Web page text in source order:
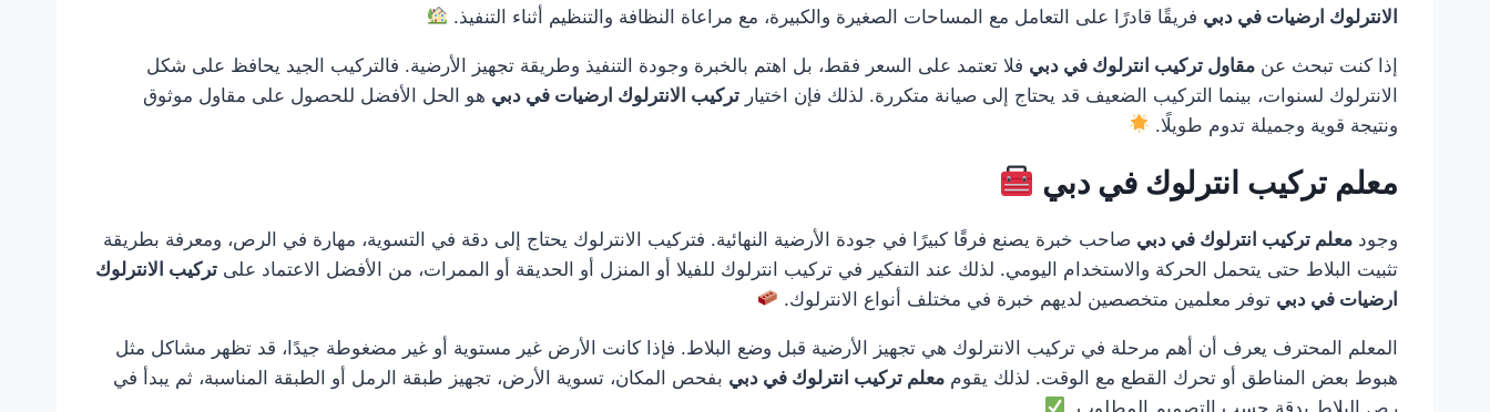
الانترلوك ارضيات في دبي فريقًا قادرًا على التعامل مع المساحات الصغيرة والكبيرة، مع مراعاة النظافة والتنظيم أثناء التنفيذ.
إذا كنت تبحث عن مقاول تركيب انترلوك في دبي فلا تعتمد على السعر فقط، بل اهتم بالخبرة وجودة التنفيذ وطريقة تجهيز الأرضية. فالتركيب الجيد يحافظ على شكل
الانترلوك لسنوات، بينما التركيب الضعيف قد يحتاج إلى صيانة متكررة. لذلك فإن اختيار تركيب الانترلوك ارضيات في دبي هو الحل الأفضل للحصول على مقاول موثوق
ونتيجة قوية وجميلة تدوم طويلًا.
معلم تركيب انترلوك في دبي
وجود معلم تركيب انترلوك في دبي صاحب خبرة يصنع فرقًا كبيرًا في جودة الأرضية النهائية. فتركيب الانترلوك يحتاج إلى دقة في التسوية، مهارة في الرص، ومعرفة بطريقة
تثبيت البلاط حتى يتحمل الحركة والاستخدام اليومي. لذلك عند التفكير في تركيب انترلوك للفيلا أو المنزل أو الحديقة أو الممرات، من الأفضل الاعتماد على تركيب الانترلوك
ارضيات في دبي توفر معلمين متخصصين لديهم خبرة في مختلف أنواع الانترلوك.
المعلم المحترف يعرف أن أهم مرحلة في تركيب الانترلوك هي تجهيز الأرضية قبل وضع البلاط. فإذا كانت الأرض غير مستوية أو غير مضغوطة جيدًا، قد تظهر مشاكل مثل
هبوط بعض المناطق أو تحرك القطع مع الوقت. لذلك يقوم معلم تركيب انترلوك في دبي بفحص المكان، تسوية الأرض، تجهيز طبقة الرمل أو الطبقة المناسبة، ثم يبدأ في
رص البلاط بدقة حسب التصميم المطلوب.